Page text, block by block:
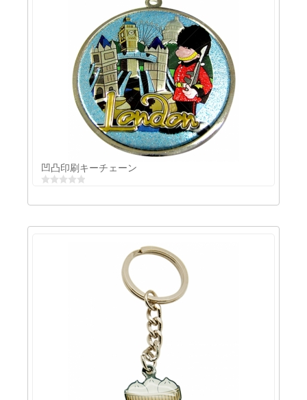
両面印刷キーチェーン
凹凸印刷キーチェーン